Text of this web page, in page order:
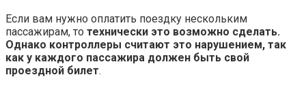
Если вам нужно оплатить поездку нескольким
пассажирам, то технически это возможно сделать.
Однако контроллеры считают это нарушением, так
как у каждого пассажира должен быть свой
проездной билет.